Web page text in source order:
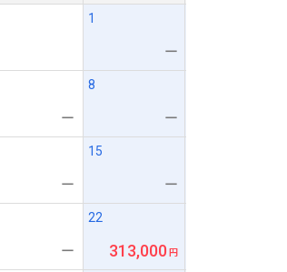
1
ー
ー
8
ー
ー
15
ー
ー
22
313,000